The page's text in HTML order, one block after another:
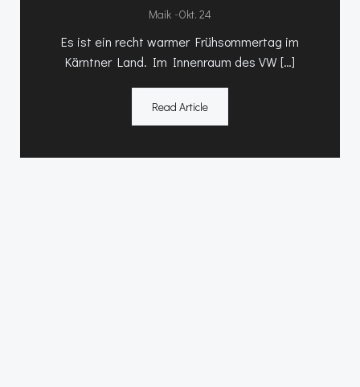
Maik -Okt. 24
Es ist ein recht warmer Frühsommertag im
Kärntner Land. Im Innenraum des VW […]
Read Article